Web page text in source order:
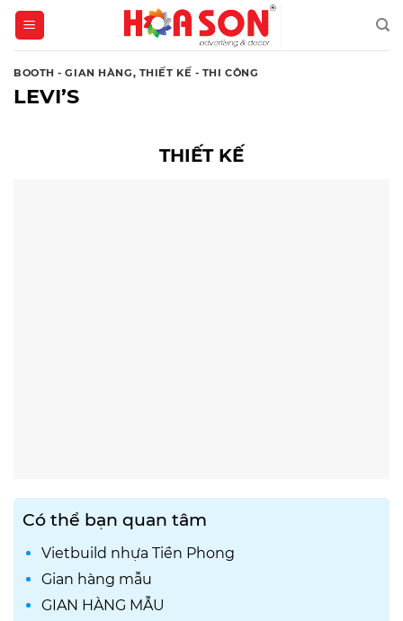
Skip
content
BOOTH - GIAN HÀNG, THIẾT KẾ - THI CÔNG
LEVI’S
THIẾT KẾ
Có thể bạn quan tâm
Vietbuild nhựa Tiền Phong
Gian hàng mẫu
GIAN HÀNG MẪU